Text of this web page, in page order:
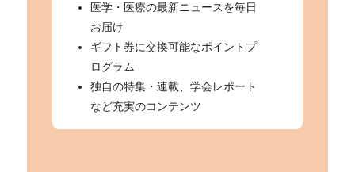
医学・医療の最新ニュースを毎日
お届け
ギフト券に交換可能なポイントプ
ログラム
独自の特集・連載、学会レポート
など充実のコンテンツ